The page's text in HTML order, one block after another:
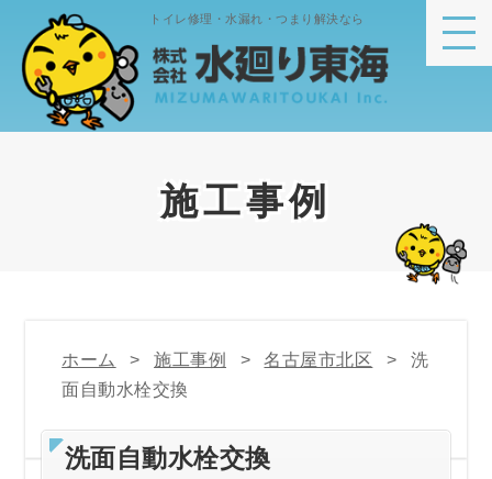
トイレ修理・水漏れ・つまり解決なら
施工事例
ホーム 施工事例 名古屋市北区
洗
面自動水栓交換
洗面自動水栓交換